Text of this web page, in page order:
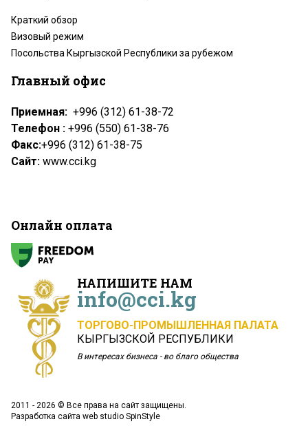
НАПИШИТЕ НАМ
info@cci.kg
ТОРГОВО-ПРОМЫШЛЕННАЯ ПАЛАТА
КЫРГЫЗСКОЙ РЕСПУБЛИКИ
В интересах бизнеса - во благо общества
2011 - 2026 © Все права на сайт защищены.
Разработка сайта web studio SpinStyle
Краткий обзор
Визовый режим
Посольства Кыргызской Республики за рубежом
Главный офис
Приемная: +996 (312) 61-38-72
Телефон : +996 (550) 61-38-76
Факс:+996 (312) 61-38-75
Сайт: www.cci.kg
Онлайн оплата